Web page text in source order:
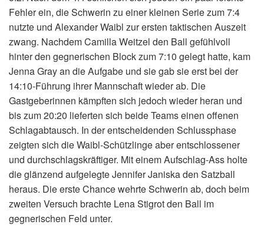
Fehler ein, die Schwerin zu einer kleinen Serie zum 7:4
nutzte und Alexander Waibl zur ersten taktischen Auszeit
zwang. Nachdem Camilla Weitzel den Ball gefühlvoll
hinter den gegnerischen Block zum 7:10 gelegt hatte, kam
Jenna Gray an die Aufgabe und sie gab sie erst bei der
14:10-Führung ihrer Mannschaft wieder ab. Die
Gastgeberinnen kämpften sich jedoch wieder heran und
bis zum 20:20 lieferten sich beide Teams einen offenen
Schlagabtausch. In der entscheidenden Schlussphase
zeigten sich die Waibl-Schützlinge aber entschlossener
und durchschlagskräftiger. Mit einem Aufschlag-Ass holte
die glänzend aufgelegte Jennifer Janiska den Satzball
heraus. Die erste Chance wehrte Schwerin ab, doch beim
zweiten Versuch brachte Lena Stigrot den Ball im
gegnerischen Feld unter.